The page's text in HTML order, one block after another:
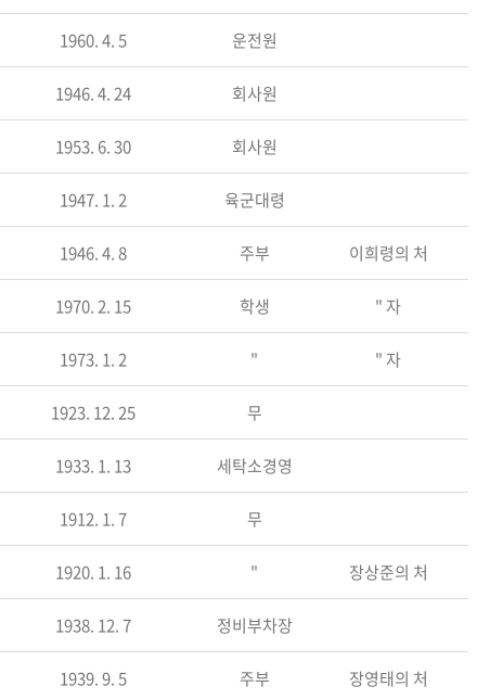
1960. 4. 5 운전원
1946. 4. 24 회사원
1953. 6. 30 회사원
1947. 1. 2 육군대령
1946. 4. 8 주부 이희령의 처
1970. 2. 15 학생 " 자
1973. 1. 2 " " 자
1923. 12. 25 무
1933. 1. 13 세탁소경영
1912. 1. 7 무
1920. 1. 16 " 장상준의 처
1938. 12. 7 정비부차장
1939. 9. 5 주부 장영태의 처